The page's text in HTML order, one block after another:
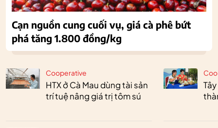
Cooperative
HTX ở Cà Mau dùng tài sản
trí tuệ nâng giá trị tôm sú
Cạn nguồn cung cuối vụ, giá cà phê bứt
phá tăng 1.800 đồng/kg